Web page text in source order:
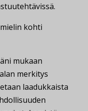
kohti
mukaan
merkitys
laadukkaista